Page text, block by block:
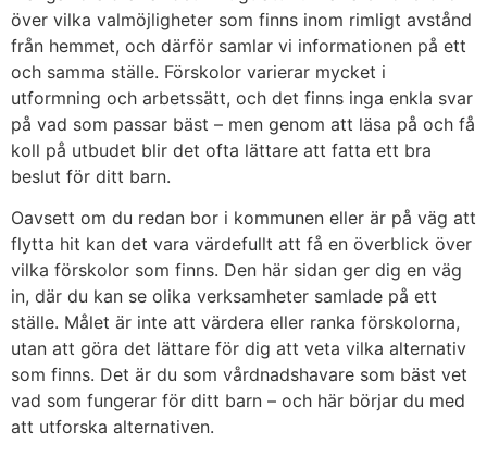
över vilka valmöjligheter som finns inom rimligt avstånd
från hemmet, och därför samlar vi informationen på ett
och samma ställe. Förskolor varierar mycket i
utformning och arbetssätt, och det finns inga enkla svar
på vad som passar bäst – men genom att läsa på och få
koll på utbudet blir det ofta lättare att fatta ett bra
beslut för ditt barn.
Oavsett om du redan bor i kommunen eller är på väg att
flytta hit kan det vara värdefullt att få en överblick över
vilka förskolor som finns. Den här sidan ger dig en väg
in, där du kan se olika verksamheter samlade på ett
ställe. Målet är inte att värdera eller ranka förskolorna,
utan att göra det lättare för dig att veta vilka alternativ
som finns. Det är du som vårdnadshavare som bäst vet
vad som fungerar för ditt barn – och här börjar du med
att utforska alternativen.